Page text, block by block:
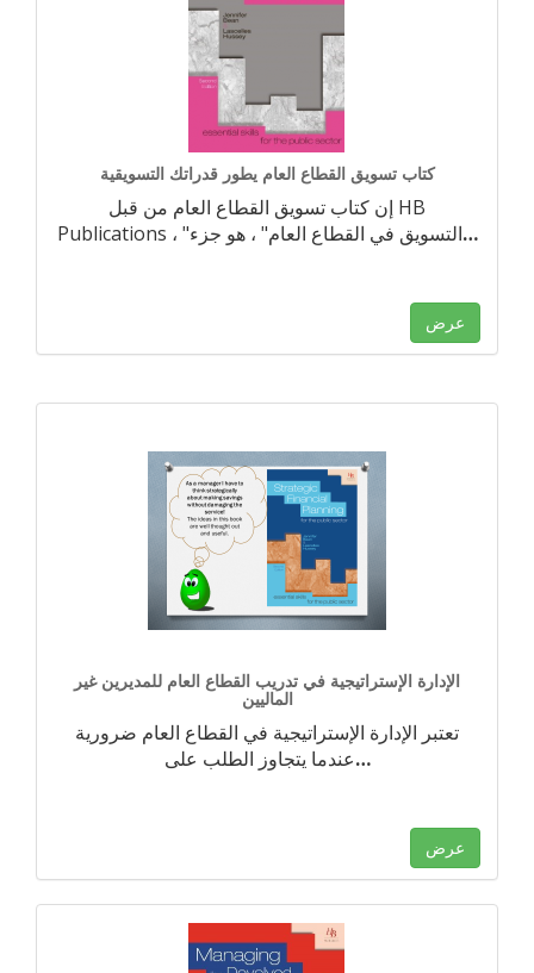
كتاب تسويق القطاع العام يطور قدراتك التسويقية
إن كتاب تسويق القطاع العام من قبل HB
Publications ، "التسويق في القطاع العام" ، هو جزء…
عرض
الإدارة الإستراتيجية في تدريب القطاع العام للمديرين غير
الماليين
تعتبر الإدارة الإستراتيجية في القطاع العام ضرورية
عندما يتجاوز الطلب على…
عرض